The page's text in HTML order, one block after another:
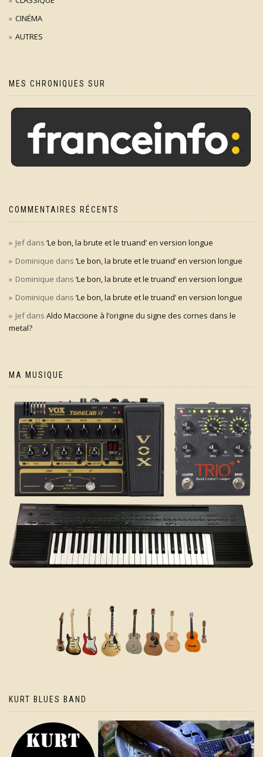
CINÉMA
AUTRES
MES CHRONIQUES SUR
COMMENTAIRES RÉCENTS
Jefdans ‘Le bon, la brute et le truand’ en version longue
Dominique dans ‘Le bon, la brute et le truand’ en version longue
Dominique dans ‘Le bon, la brute et le truand’ en version longue
Dominique dans ‘Le bon, la brute et le truand’ en version longue
Jefdans Aldo Maccione à l’origine du signe des cornes dans le
metal?
MA MUSIQUE
KURT BLUES BAND